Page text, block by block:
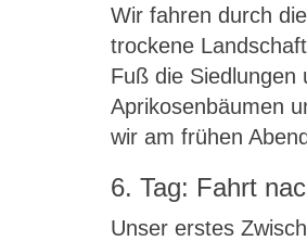
Wir fahren durch
trockene
Fuß die Siedlungen
Aprikosenbäumen
wir am frühen
6. Tag: Fahrt
Unser erstes